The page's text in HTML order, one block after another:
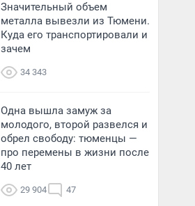
Значительный объем
металла вывезли из Тюмени.
Куда его транспортировали и
зачем
34 343
Одна вышла замуж за
молодого, второй развелся и
обрел свободу: тюменцы —
про перемены в жизни после
40 лет
29 904 47